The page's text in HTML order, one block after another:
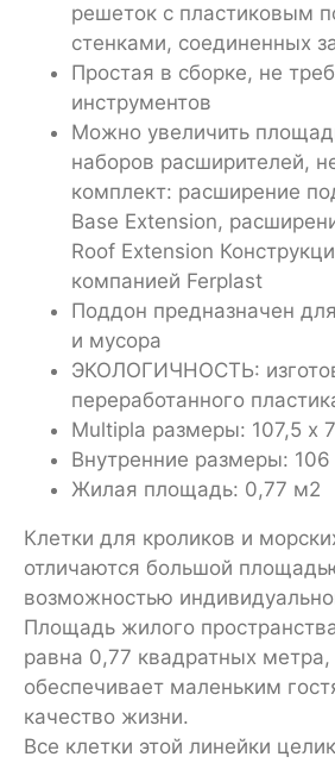
решеток с пластиковым
стенками, соединенных
Простая в сборке, не
инструментов
Можно увеличить
наборов расширителей,
комплект: расширение
Base Extension,
Roof Extension
компанией Ferplast
Поддон предназначен
и мусора
ЭКОЛОГИЧНОСТЬ:
переработанного
Multipla размеры: 107,5 x
Внутренние размеры:
Жилая площадь: 0,77 м2
Клетки для кроликов и
отличаются большой
возможностью
Площадь жилого
равна 0,77 квадратных метра,
обеспечивает маленьким
качество жизни.
Все клетки этой линейки